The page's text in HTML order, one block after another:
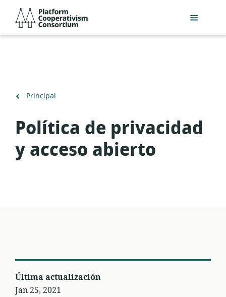
Acceder
directamente
Consortium
Volver
Principal
Política de privacidad
y acceso abierto
Última actualización
Jan 25, 2021